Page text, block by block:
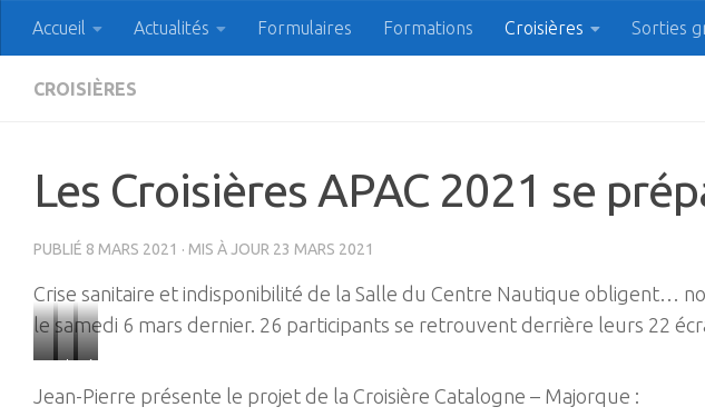
Skip to content
APAC Association des
Accueil Actualités Formulaires Formations Croisières Sorties
CROISIÈRES
Les Croisières APAC 2021 se
PUBLIÉ 8 MARS 2021 · MIS À JOUR 23 MARS 2021
Crise sanitaire et indisponibilité de la Salle du Centre Nautique obligent…
le samedi 6 mars dernier. 26 participants se retrouvent derrière leurs 22
Cala
Joncols
Les
Participants…
Archipel
d’Asinara
Jean-Pierre présente le projet de la Croisière Catalogne – Majorque :